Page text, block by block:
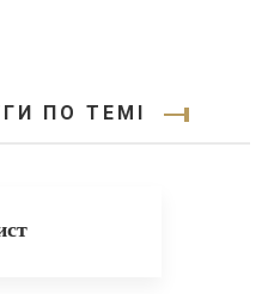
ПО ТЕМІ